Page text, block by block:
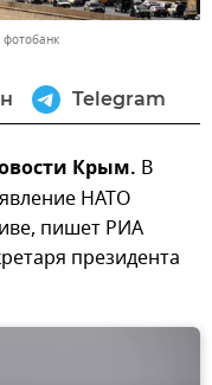
Telegram
Крым. В
НАТО
пишет РИА
президента